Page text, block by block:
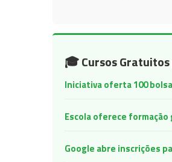
🎓 Cursos
Iniciativa oferta 100
Escola oferece
Google abre inscrições